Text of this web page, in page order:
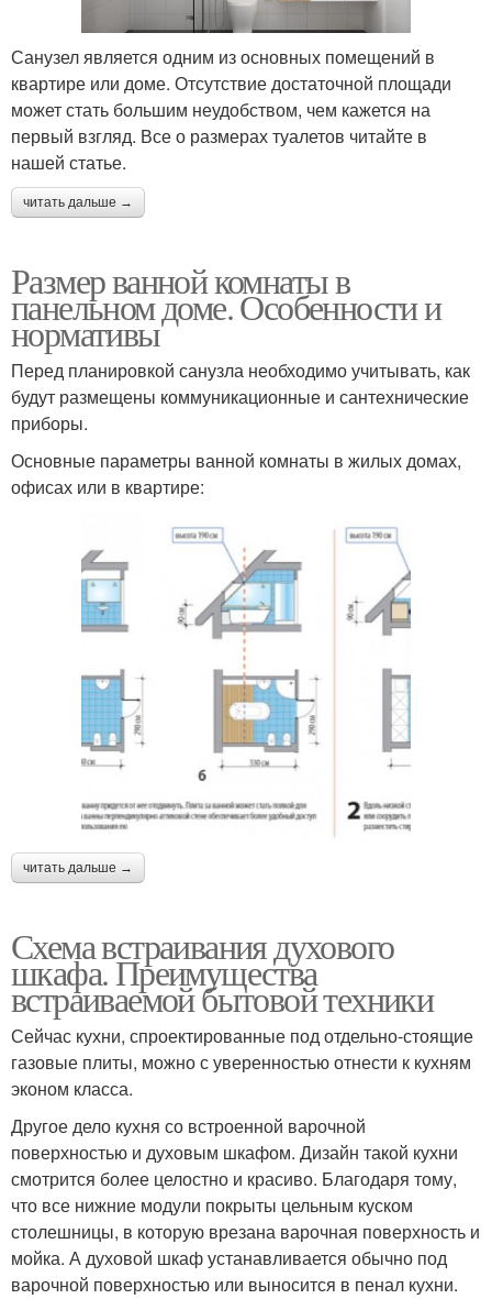
Санузел является одним из основных помещений в
квартире или доме. Отсутствие достаточной площади
может стать большим неудобством, чем кажется на
первый взгляд. Все о размерах туалетов читайте в
нашей статье.
читать дальше →
Размер ванной комнаты в
панельном доме. Особенности и
нормативы
Перед планировкой санузла необходимо учитывать, как
будут размещены коммуникационные и сантехнические
приборы.
Основные параметры ванной комнаты в жилых домах,
офисах или в квартире:
читать дальше →
Схема встраивания духового
шкафа. Преимущества
встраиваемой бытовой техники
Сейчас кухни, спроектированные под отдельно-стоящие
газовые плиты, можно с уверенностью отнести к кухням
эконом класса.
Другое дело кухня со встроенной варочной
поверхностью и духовым шкафом. Дизайн такой кухни
смотрится более целостно и красиво. Благодаря тому,
что все нижние модули покрыты цельным куском
столешницы, в которую врезана варочная поверхность и
мойка. А духовой шкаф устанавливается обычно под
варочной поверхностью или выносится в пенал кухни.